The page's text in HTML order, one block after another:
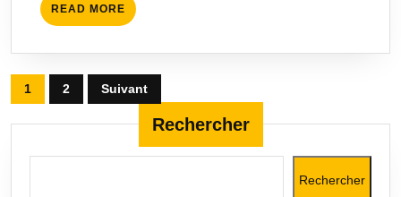
READ MORE READ
MORE
Pagination
des
1 2 Suivant
Rechercher
Rechercher